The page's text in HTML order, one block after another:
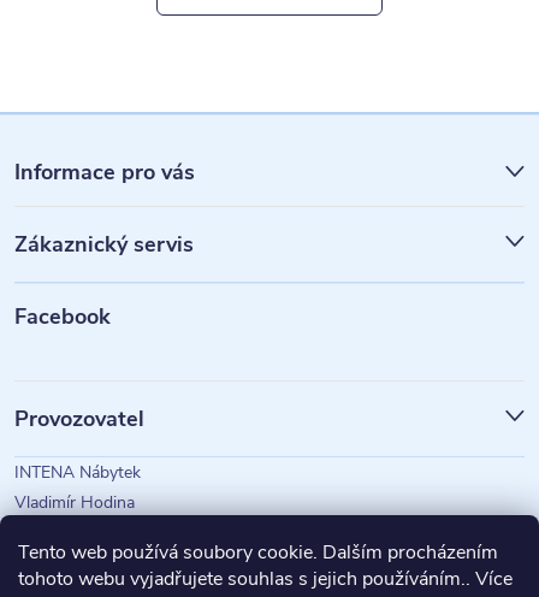
Tento web používá soubory cookie. Dalším procházením
tohoto webu vyjadřujete souhlas s jejich používáním.. Více
á
p
a
Informace pro vás
Zákaznický servis
Facebook
Provozovatel
INTENA Nábytek
Vladimír Hodina